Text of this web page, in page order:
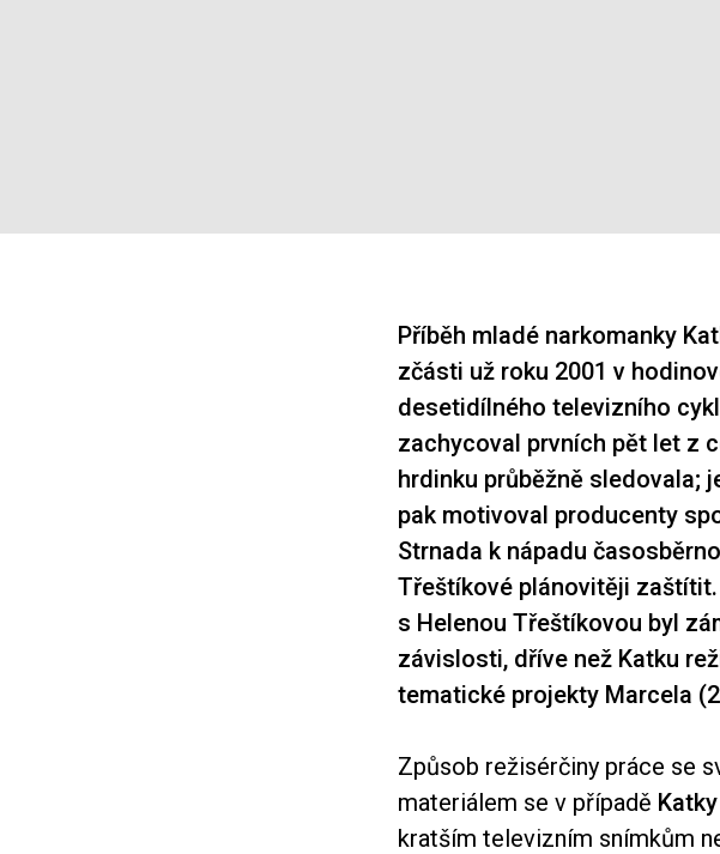
Příběh mladé narkomanky
zčásti už roku 2001 v
desetidílného televizního
zachycoval prvních pět let z
hrdinku průběžně sledovala;
pak motivoval producenty
Strnada k nápadu
Třeštíkové plánovitěji
s Helenou Třeštíkovou byl
závislosti, dříve než Katku
tematické projekty Marcela
Způsob režisérčiny práce se
materiálem se v případě Katky
kratším televizním snímkům